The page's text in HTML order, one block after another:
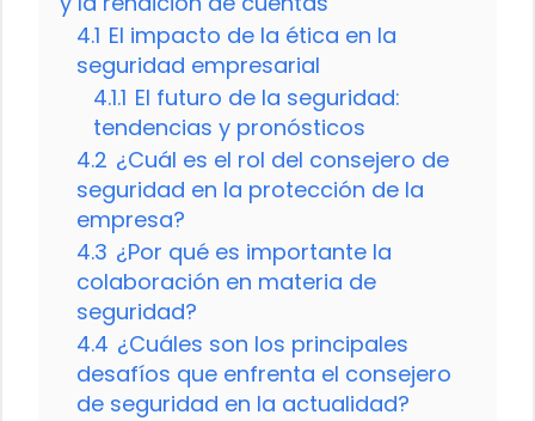
4.1 El impacto de la ética en la
seguridad empresarial
4.1.1 El futuro de la seguridad:
tendencias y pronósticos
4.2 ¿Cuál es el rol del consejero de
seguridad en la protección de la
empresa?
4.3 ¿Por qué es importante la
colaboración en materia de
seguridad?
4.4 ¿Cuáles son los principales
desafíos que enfrenta el consejero
de seguridad en la actualidad?